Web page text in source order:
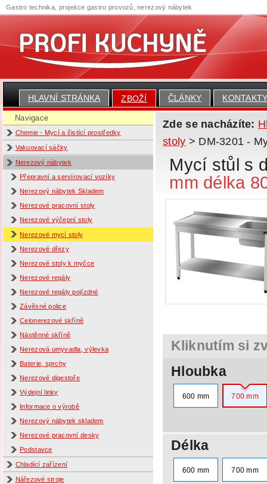
HLAVNÍ STRÁNKA ZBOŽÍ ČLÁNKY
Navigace
Chemie - Mycí a čistící prostředky
Vakuovací sáčky
Nerezový nábytek
Přepravní a servírovací vozíky
Nerezový nábytek Skladem
Nerezové pracovní stoly
Nerezové výčepní stoly
Nerezové mycí stoly
Nerezové dřezy
Nerezové stoly k myčce
Nerezové regály
Nerezové regály pojízdné
Závěsné police
Celonerezové skříně
Nástěnné skříně
Nerezová umyvadla, výlevka
Baterie, sprchy
Nerezové digestoře
Výdejní linky
Informace o výrobě
Nerezový nábytek skladem
Nerezové pracovní desky
Podstavce
Chladící zařízení
Nářezové stroje
Zde se nacházíte:
stoly > DM-3201 -
Mycí stůl s
mm délka
Kliknutím si
Hloubka
600 mm 700 mm
Délka
600 mm 700 mm
Gastro technika, projekce gastro provozů, nerezový nábytek